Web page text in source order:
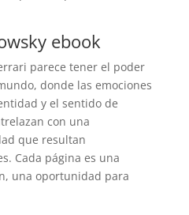
ebook
parece tener el poder
donde las emociones
y el sentido de
con una
que resultan
Cada página es una
una oportunidad para